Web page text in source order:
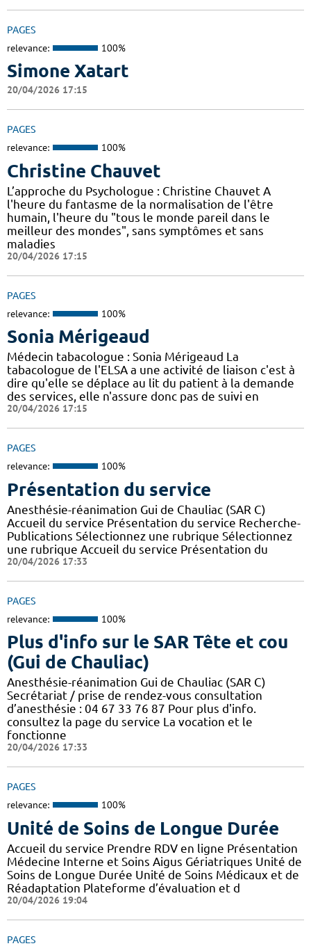
PAGES
relevance: 100%
Simone Xatart
20/04/2026 17:15
PAGES
relevance: 100%
Christine Chauvet
L’approche du Psychologue : Christine Chauvet A
l'heure du fantasme de la normalisation de l'être
humain, l'heure du "tous le monde pareil dans le
meilleur des mondes", sans symptômes et sans
maladies
20/04/2026 17:15
PAGES
relevance: 100%
Sonia Mérigeaud
Médecin tabacologue : Sonia Mérigeaud La
tabacologue de l'ELSA a une activité de liaison c'est à
dire qu'elle se déplace au lit du patient à la demande
des services, elle n'assure donc pas de suivi en
20/04/2026 17:15
PAGES
relevance: 100%
Présentation du service
Anesthésie-réanimation Gui de Chauliac (SAR C)
Accueil du service Présentation du service Recherche-
Publications Sélectionnez une rubrique Sélectionnez
une rubrique Accueil du service Présentation du
20/04/2026 17:33
PAGES
relevance: 100%
Plus d'info sur le SAR Tête et cou
(Gui de Chauliac)
Anesthésie-réanimation Gui de Chauliac (SAR C)
Secrétariat / prise de rendez-vous consultation
d’anesthésie : 04 67 33 76 87 Pour plus d'info.
consultez la page du service La vocation et le
fonctionne
20/04/2026 17:33
PAGES
relevance: 100%
Unité de Soins de Longue Durée
Accueil du service Prendre RDV en ligne Présentation
Médecine Interne et Soins Aigus Gériatriques Unité de
Soins de Longue Durée Unité de Soins Médicaux et de
Réadaptation Plateforme d’évaluation et d
20/04/2026 19:04
PAGES